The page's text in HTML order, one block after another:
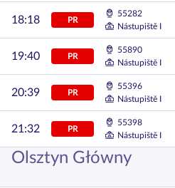
18:18 PR
55282
Nástupiště I
19:40 PR
55890
Nástupiště I
20:39 PR
55396
Nástupiště I
21:32 PR
55398
Nástupiště I
Olsztyn Główny